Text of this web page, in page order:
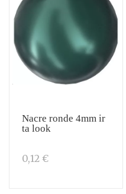
Nacre ronde 4mm ir
ta look
0,12 €